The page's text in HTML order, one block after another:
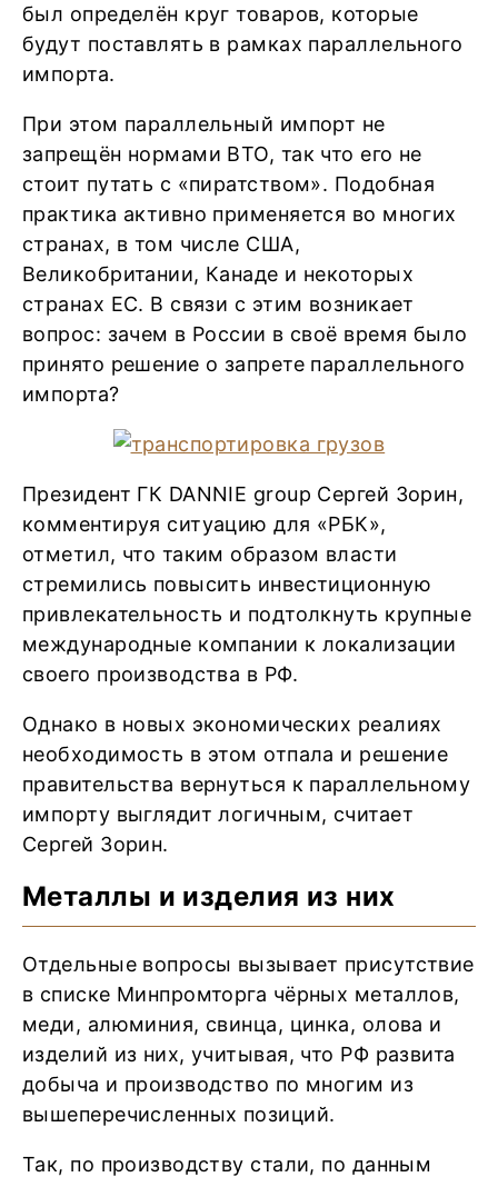
был определён круг товаров, которые
будут поставлять в рамках параллельного
импорта.
При этом параллельный импорт не
запрещён нормами ВТО, так что его не
стоит путать с «пиратством». Подобная
практика активно применяется во многих
странах, в том числе США,
Великобритании, Канаде и некоторых
странах ЕС. В связи с этим возникает
вопрос: зачем в России в своё время было
принято решение о запрете параллельного
импорта?
Президент ГК DANNIE group Сергей Зорин,
комментируя ситуацию для «РБК»,
отметил, что таким образом власти
стремились повысить инвестиционную
привлекательность и подтолкнуть крупные
международные компании к локализации
своего производства в РФ.
Однако в новых экономических реалиях
необходимость в этом отпала и решение
правительства вернуться к параллельному
импорту выглядит логичным, считает
Сергей Зорин.
Металлы и изделия из них
Отдельные вопросы вызывает присутствие
в списке Минпромторга чёрных металлов,
меди, алюминия, свинца, цинка, олова и
изделий из них, учитывая, что РФ развита
добыча и производство по многим из
вышеперечисленных позиций.
Так, по производству стали, по данным